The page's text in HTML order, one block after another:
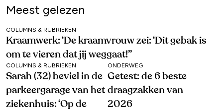
Meest gelezen
COLUMNS & RUBRIEKEN
Kraamwerk: ‘De kraamvrouw zei: ‘Dit gebak is
om te vieren dat jij weggaat!’’
COLUMNS & RUBRIEKEN
Sarah (32) beviel in de
parkeergarage van het
ziekenhuis: ‘Op de
ONDERWEG
Getest: de 6 beste
draagzakken van
2026